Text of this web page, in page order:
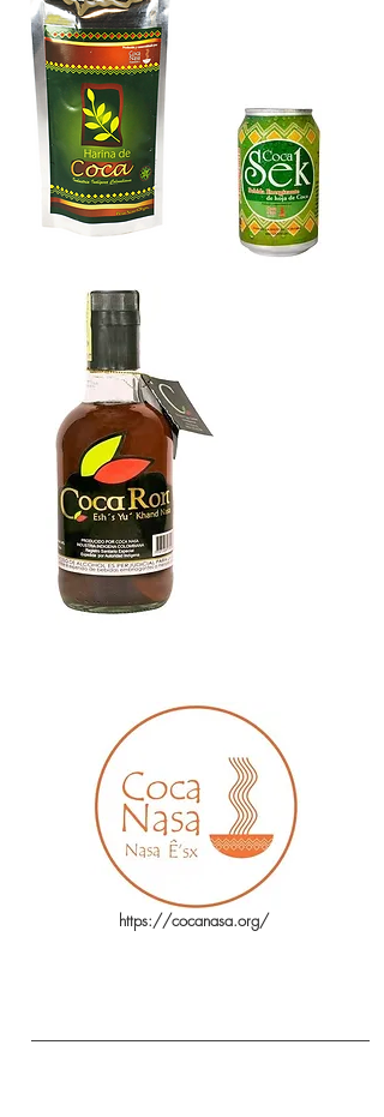
https://cocanasa.org/